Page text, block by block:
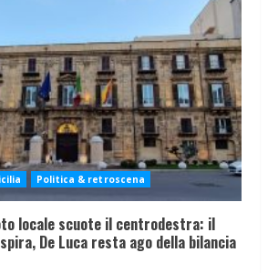
Politica & retroscena
locale scuote il centrodestra: il
De Luca resta ago della bilancia